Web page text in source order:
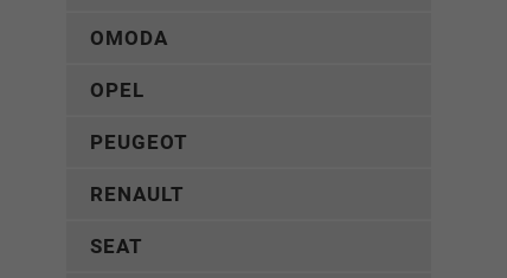
OMODA
OPEL
PEUGEOT
RENAULT
SEAT